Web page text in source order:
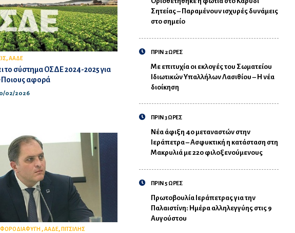
,ΑΑΔΕ
το σύστημα ΟΣΔΕ 2024-2025 για
Ποιους αφορά
02/2026
ΦΟΡΟΔΙΑΦΥΓΗ ,ΑΑΔΕ, ΠΙΤΣΙΛΗΣ
Σητείας – Παραμένουν ισχυρές δυνάμεις
στο σημείο
ΠΡΙΝ 2 ΩΡΕΣ
Με επιτυχία οι εκλογές του Σωματείου
Ιδιωτικών Υπαλλήλων Λασιθίου – Η νέα
διοίκηση
ΠΡΙΝ 3 ΩΡΕΣ
Νέα άφιξη 40 μεταναστών στην
Ιεράπετρα – Ασφυκτική η κατάσταση στη
Μακρυλιά με 220 φιλοξενούμενους
ΠΡΙΝ 5 ΩΡΕΣ
Πρωτοβουλία Ιεράπετρας για την
Παλαιστίνη: Ημέρα αλληλεγγύης στις 9
Αυγούστου